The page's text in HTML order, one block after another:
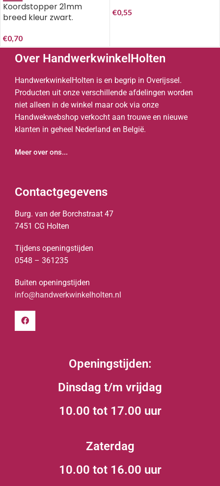
Koordstopper 21mm
breed kleur zwart.
€0,70
€0,55
Over HandwerkwinkelHolten
HandwerkwinkelHolten is en begrip in Overijssel.
Producten uit onze verschillende afdelingen worden
niet alleen in de winkel maar ook via onze
Handwekwebshop verkocht aan trouwe en nieuwe
klanten in geheel Nederland en België.
Meer over ons...
Contactgegevens
Burg. van der Borchstraat 47
7451 CG Holten
Tijdens openingstijden
0548 – 361235
Buiten openingstijden
info@handwerkwinkelholten.nl
Openingstijden:
Dinsdag t/m vrijdag
10.00 tot 17.00 uur
Zaterdag
10.00 tot 16.00 uur